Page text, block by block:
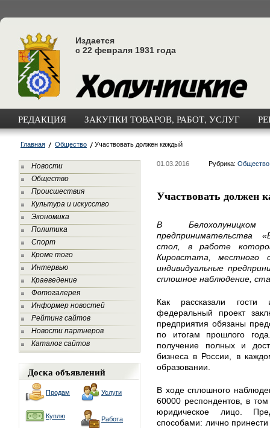
Издается
с 22 февраля 1931 года
РЕДАКЦИЯ ЗАКУПКИ ТОВАРОВ, РАБОТ, УСЛУГ
Главная Общество Участвовать должен каждый
Новости
Общество
Происшествия
Культура и искусство
Экономика
Политика
Спорт
Кроме того
Интервью
Краеведение
Фотогалерея
Информер новостей
Рейтинг сайтов
Новости партнеров
Каталог сайтов
Доска объявлений
Продам Услуги
Куплю Работа
01.03.2016 Рубрика: Общество
Участвовать должен
В
предпринимательства
стол, в работе
Кировстата, местного
индивидуальные
сплошное наблюдение,
Как рассказали гости
федеральный проект
предприятия обязаны
по итогам прошлого
получение полных и
бизнеса в России, в
образовании.
В ходе сплошного
60000 респондентов, в
юридическое лицо.
способами: лично принести